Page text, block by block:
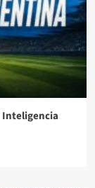
Inteligencia